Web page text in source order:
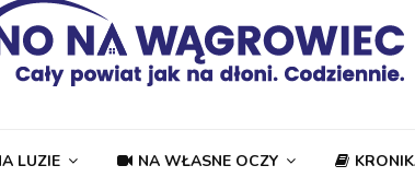
LUZIE NA WŁASNE OCZY